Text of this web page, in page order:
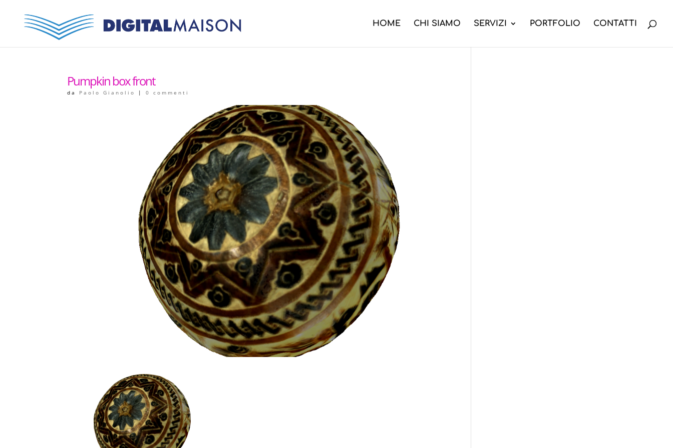
HOME CHI SIAMO SERVIZI PORTFOLIO CONTATTI
Pumpkin box front
da Paolo Gianolio |0 commenti